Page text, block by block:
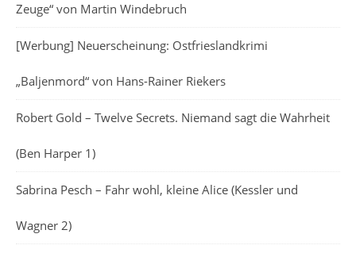
Zeuge“ von Martin Windebruch
[Werbung] Neuerscheinung: Ostfrieslandkrimi
„Baljenmord“ von Hans-Rainer Riekers
Robert Gold – Twelve Secrets. Niemand sagt die Wahrheit
(Ben Harper 1)
Sabrina Pesch – Fahr wohl, kleine Alice (Kessler und
Wagner 2)